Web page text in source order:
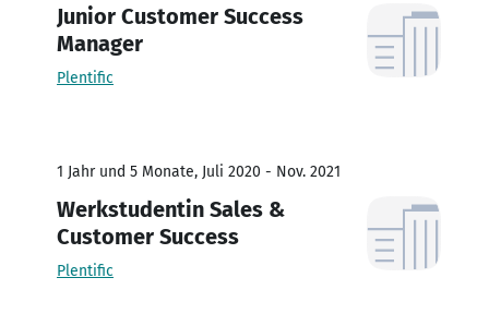
Junior Customer Success
Manager
Plentific
1 Jahr und 5 Monate, Juli 2020 - Nov. 2021
Werkstudentin Sales &
Customer Success
Plentific